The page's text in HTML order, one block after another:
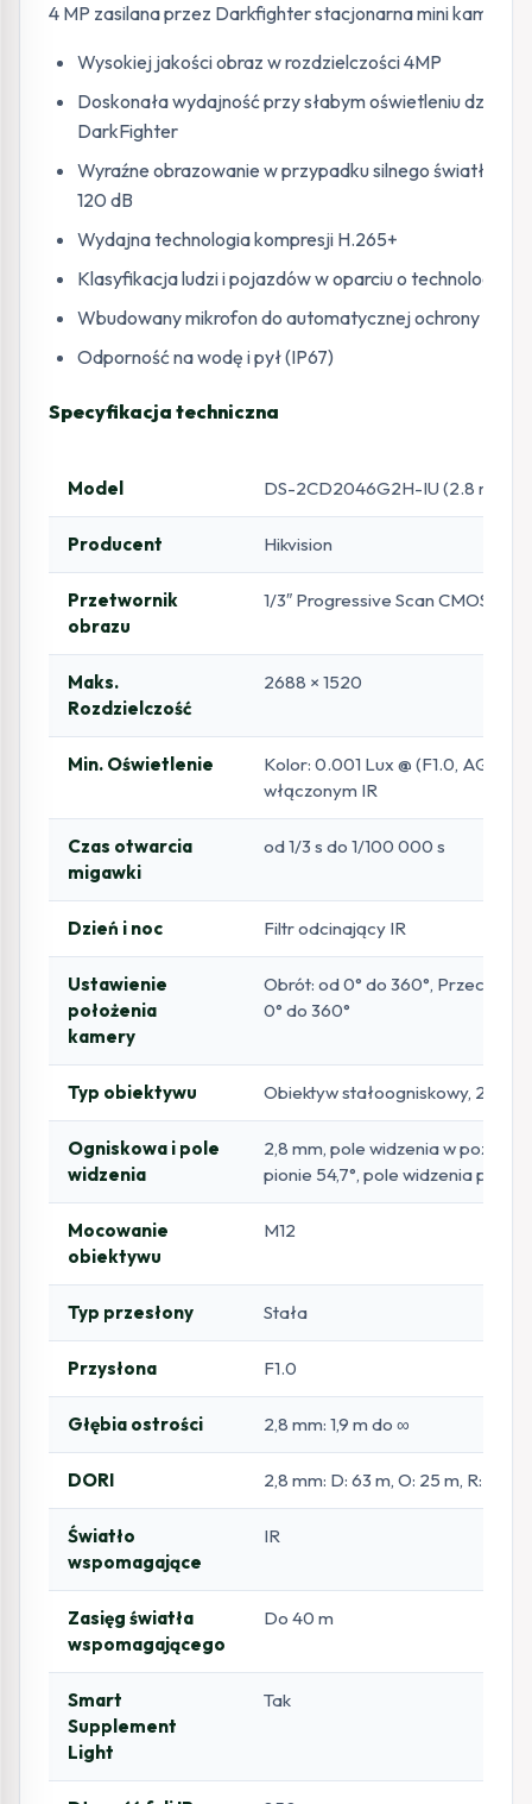
4 MP zasilana przez Darkfighter stacjonarna mini kamera
Wysokiej jakości obraz w rozdzielczości 4MP
Doskonała wydajność przy słabym oświetleniu dzięki
DarkFighter
Wyraźne obrazowanie w przypadku silnego światła
120 dB
Wydajna technologia kompresji H.265+
Klasyfikacja ludzi i pojazdów w oparciu o technologię
Wbudowany mikrofon do automatycznej ochrony w
Odporność na wodę i pył (IP67)
Specyfikacja techniczna
Model DS-2CD2046G2H-IU (2.8 mm)
Producent Hikvision
Przetwornik
obrazu
1/3″ Progressive Scan CMOS
Maks.
Rozdzielczość
2688 × 1520
Min. Oświetlenie
Kolor: 0.001 Lux @ (F1.0, AGC
włączonym IR
Czas otwarcia
migawki
od 1/3 s do 1/100 000 s
Dzień i noc Filtr odcinający IR
Ustawienie
położenia
kamery
Obrót: od 0° do 360°,
0° do 360°
Typ obiektywu Obiektyw stałoogniskowy, 2.8
Ogniskowa i pole
widzenia
2,8 mm, pole widzenia w
pionie 54,7°, pole widzenia po
Mocowanie
obiektywu
M12
Typ przesłony Stała
Przysłona F1.0
Głębia ostrości 2,8 mm: 1,9 m do ∞
DORI 2,8 mm: D: 63 m, O: 25 m, R: 12 m,
Światło
wspomagające
IR
Zasięg światła
wspomagającego
Do 40 m
Smart
Supplement
Light
Tak